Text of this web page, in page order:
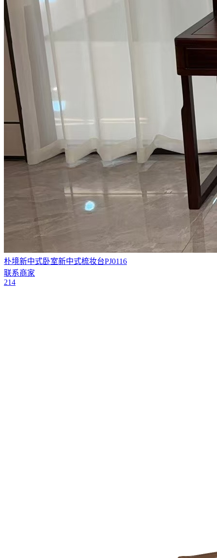
朴境新中式卧室新中式梳妆台PJ0116
联系商家
214